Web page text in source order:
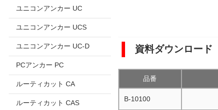
資料ダウンロード
品番
B-10100
ユニコンアンカー UC
ユニコンアンカー UCS
ユニコンアンカー UC-D
PCアンカー PC
ルーティカット CA
ルーティカット CAS